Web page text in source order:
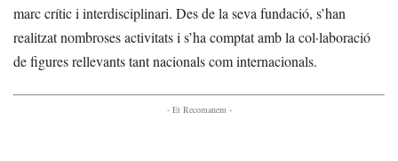
marc crític i interdisciplinari. Des de la seva fundació, s’han
realitzat nombroses activitats i s’ha comptat amb la col·laboració
de figures rellevants tant nacionals com internacionals.
- Et Recomanem -